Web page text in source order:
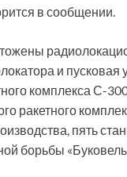
в сообщении.
и пусковая
комплекса С-
ракетного
пять
борьбы